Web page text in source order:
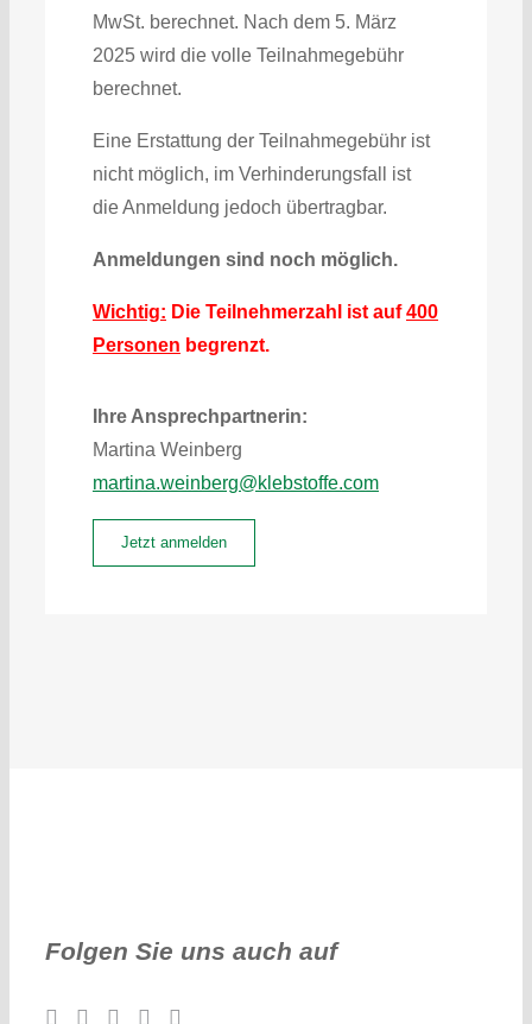
MwSt. berechnet. Nach dem 5. März
2025 wird die volle Teilnahmegebühr
berechnet.
Eine Erstattung der Teilnahmegebühr ist
nicht möglich, im Verhinderungsfall ist
die Anmeldung jedoch übertragbar.
Anmeldungen sind noch möglich.
Wichtig: Die Teilnehmerzahl ist auf400
Personen begrenzt.
Ihre Ansprechpartnerin:
Martina Weinberg
martina.weinberg@klebstoffe.com
Jetzt anmelden
Folgen Sie uns auch auf